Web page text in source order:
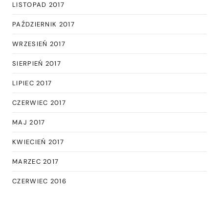
LISTOPAD 2017
PAŹDZIERNIK 2017
WRZESIEŃ 2017
SIERPIEŃ 2017
LIPIEC 2017
CZERWIEC 2017
MAJ 2017
KWIECIEŃ 2017
MARZEC 2017
CZERWIEC 2016